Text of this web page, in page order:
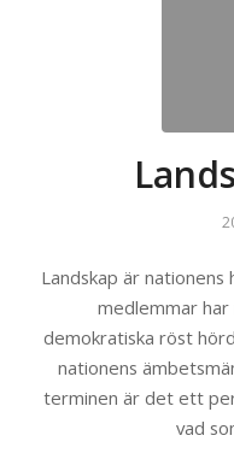
Landskap är
medlemmar
demokratiska röst
nationens
terminen är det ett
vad